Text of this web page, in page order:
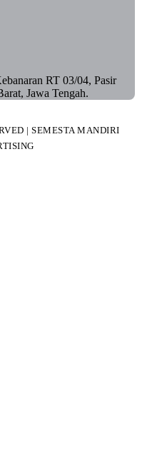
RT 03/04, Pasir
Jawa Tengah.
| SEMESTA MANDIRI